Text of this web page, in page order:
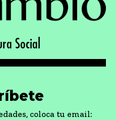
Social
coloca tu email: